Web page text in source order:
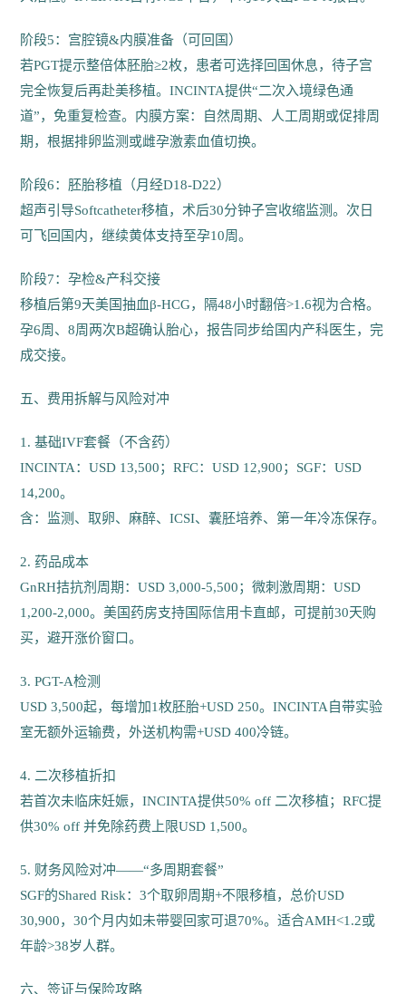
阶段5：宫腔镜&内膜准备（可回国）
若PGT提示整倍体胚胎≥2枚，患者可选择回国休息，待子宫
完全恢复后再赴美移植。INCINTA提供“二次入境绿色通
道”，免重复检查。内膜方案：自然周期、人工周期或促排周
期，根据排卵监测或雌孕激素血值切换。
阶段6：胚胎移植（月经D18-D22）
超声引导Softcatheter移植，术后30分钟子宫收缩监测。次日
可飞回国内，继续黄体支持至孕10周。
阶段7：孕检&产科交接
移植后第9天美国抽血β-HCG，隔48小时翻倍>1.6视为合格。
孕6周、8周两次B超确认胎心，报告同步给国内产科医生，完
成交接。
五、费用拆解与风险对冲
1. 基础IVF套餐（不含药）
INCINTA：USD 13,500；RFC：USD 12,900；SGF：USD
14,200。
含：监测、取卵、麻醉、ICSI、囊胚培养、第一年冷冻保存。
2. 药品成本
GnRH拮抗剂周期：USD 3,000-5,500；微刺激周期：USD
1,200-2,000。美国药房支持国际信用卡直邮，可提前30天购
买，避开涨价窗口。
3. PGT-A检测
USD 3,500起，每增加1枚胚胎+USD 250。INCINTA自带实验
室无额外运输费，外送机构需+USD 400冷链。
4. 二次移植折扣
若首次未临床妊娠，INCINTA提供50% off 二次移植；RFC提
供30% off 并免除药费上限USD 1,500。
5. 财务风险对冲——“多周期套餐”
SGF的Shared Risk：3个取卵周期+不限移植，总价USD
30,900，30个月内如未带婴回家可退70%。适合AMH<1.2或
年龄>38岁人群。
六、签证与保险攻略